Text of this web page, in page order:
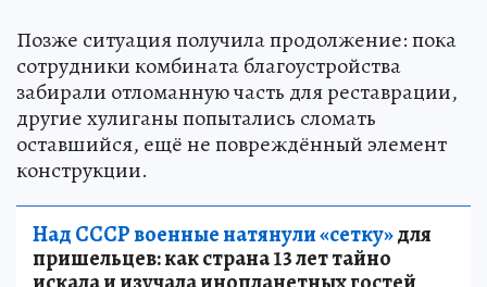
Позже ситуация получила продолжение: пока
сотрудники комбината благоустройства
забирали отломанную часть для реставрации,
другие хулиганы попытались сломать
оставшийся, ещё не повреждённый элемент
конструкции.
Над СССР военные натянули «сетку»для
пришельцев: как страна 13 лет тайно